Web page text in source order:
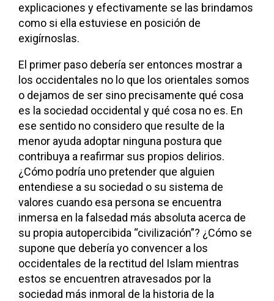
explicaciones y efectivamente se las brindamos
como si ella estuviese en posición de
exigírnoslas.
El primer paso debería ser entonces mostrar a
los occidentales no lo que los orientales somos
o dejamos de ser sino precisamente qué cosa
es la sociedad occidental y qué cosa no es. En
ese sentido no considero que resulte de la
menor ayuda adoptar ninguna postura que
contribuya a reafirmar sus propios delirios.
¿Cómo podría uno pretender que alguien
entendiese a su sociedad o su sistema de
valores cuando esa persona se encuentra
inmersa en la falsedad más absoluta acerca de
su propia autopercibida “civilización”? ¿Cómo se
supone que debería yo convencer a los
occidentales de la rectitud del Islam mientras
estos se encuentren atravesados por la
sociedad más inmoral de la historia de la